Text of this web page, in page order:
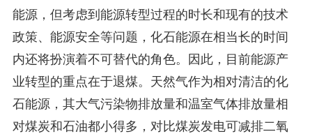
能源，但考虑到能源转型过程的时长和现有的技术
政策、能源安全等问题，化石能源在相当长的时间
内还将扮演着不可替代的角色。因此，目前能源产
业转型的重点在于退煤。天然气作为相对清洁的化
石能源，其大气污染物排放量和温室气体排放量相
对煤炭和石油都小得多，对比煤炭发电可减排二氧